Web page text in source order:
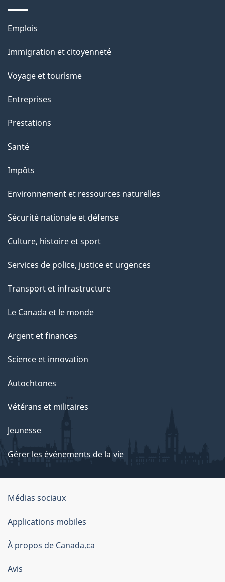
l
a
a
g
"
Thèmes
sujets
Emplois
Immigration et citoyenneté
Voyage et tourisme
Entreprises
Prestations
Santé
Impôts
Environnement et ressources naturelles
Sécurité nationale et défense
Culture, histoire et sport
Services de police, justice et urgences
Transport et infrastructure
Le Canada et le monde
Argent et finances
Science et innovation
Autochtones
Vétérans et militaires
Jeunesse
Gérer les événements de la vie
Organisation
du
gouvernement
du
Canada
Médias sociaux
Applications mobiles
À propos de Canada.ca
Avis